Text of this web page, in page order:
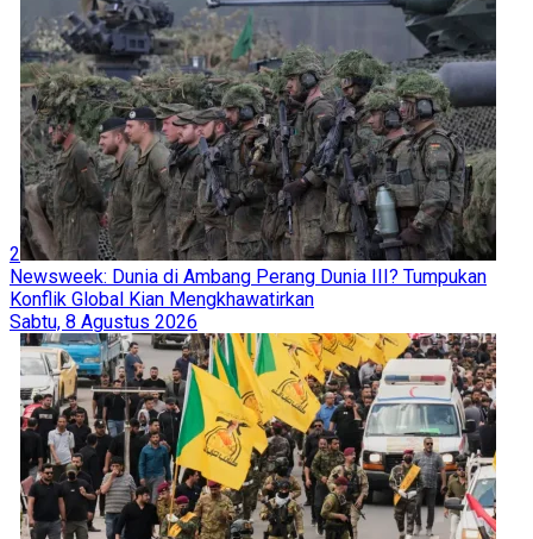
2
Newsweek: Dunia di Ambang Perang Dunia III? Tumpukan
Konflik Global Kian Mengkhawatirkan
Sabtu, 8 Agustus 2026